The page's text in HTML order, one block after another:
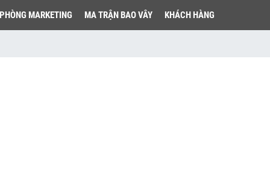
PHÒNG MARKETING MA TRẬN BAO VÂY KHÁCH HÀNG